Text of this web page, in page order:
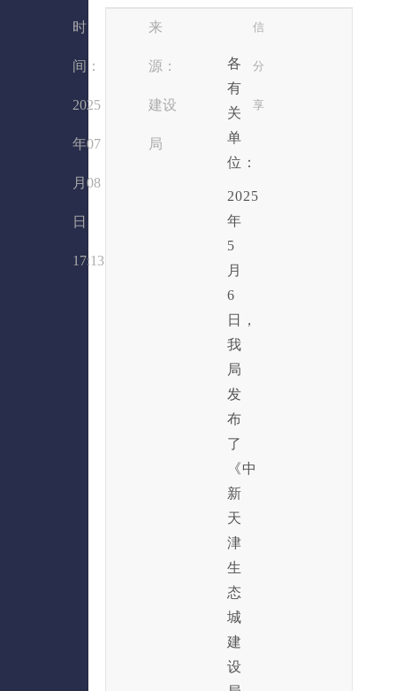
时
间：
2025
年07
月08
日
17:13
来
源：
建设
局
信
分
享
各
有
关
单
位：
2025
年
5
月
6
日，
我
局
发
布
了
《中
新
天
津
生
态
城
建
设